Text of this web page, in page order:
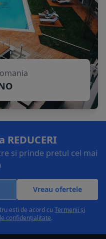
si prinde pretul cel mai
Vreau ofertele
esti de acord cuTermenii și
confidențialitate.